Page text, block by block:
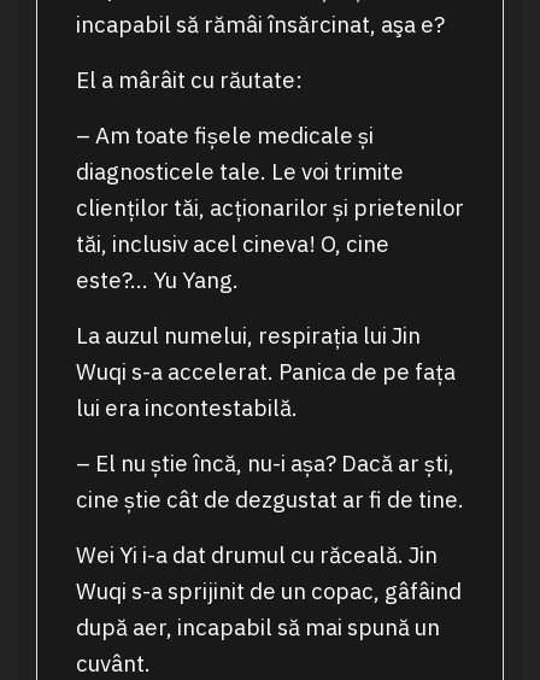
incapabil să rămâi însărcinat, aşa e?
El a mârâit cu răutate:
– Am toate fișele medicale și
diagnosticele tale. Le voi trimite
clienților tăi, acționarilor și prietenilor
tăi, inclusiv acel cineva! O, cine
este?… Yu Yang.
La auzul numelui, respirația lui Jin
Wuqi s-a accelerat. Panica de pe fața
lui era incontestabilă.
– El nu știe încă, nu-i așa? Dacă ar ști,
cine știe cât de dezgustat ar fi de tine.
Wei Yi i-a dat drumul cu răceală. Jin
Wuqi s-a sprijinit de un copac, gâfâind
după aer, incapabil să mai spună un
cuvânt.